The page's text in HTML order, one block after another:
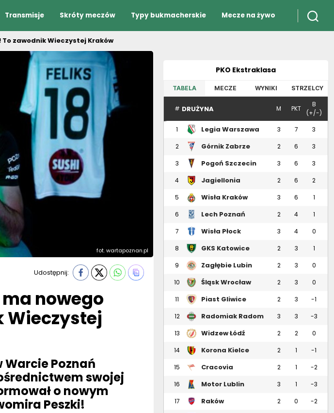
Transmisje Skróty meczów Typy bukmacherskie Mecze na żywo
zawodnik Wieczystej Kraków
fot. wartapoznan.pl
Udostępnij:
nowego
Wieczystej
Poznań
swojej
o nowym
Peszki!
PKO Ekstraklasa
TABELA MECZE WYNIKI STRZELCY
# DRUŻYNA M PKT
B
(+/-)
1
Legia Warszawa 3 7 3
2 Górnik Zabrze 2 6 3
3 Pogoń Szczecin 3 6 3
4
Jagiellonia
2 6 2
5 Wisła Kraków 3 6 1
6 Lech Poznań 2 4 1
7 Wisła Płock 3 4 0
8 GKS Katowice 2 3 1
9 Zagłębie Lubin 2 3 0
10 Śląsk Wrocław 2 3 0
11 Piast Gliwice 2 3 -1
12 Radomiak Radom 3 3 -3
13 Widzew Łódź 2 2 0
14 Korona Kielce 2 1 -1
15 Cracovia 2 1 -2
16 Motor Lublin 3 1 -3
17
Raków
2 0 -2